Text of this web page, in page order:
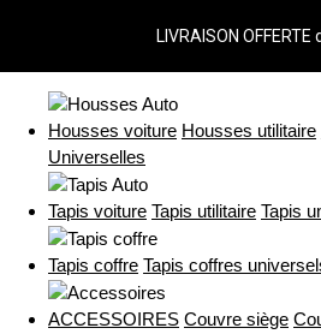
LIVRAISON OFFERTE
Housses voiture Housses utilitaire
Universelles
Tapis voiture Tapis utilitaire Tapis
Tapis coffre Tapis coffres
ACCESSOIRES Couvre siège